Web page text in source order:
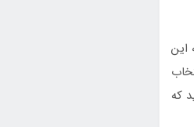
این
که